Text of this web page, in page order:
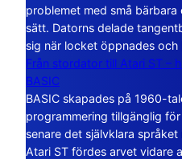
problemet med små
sätt. Datorns delade
sig när locket öppnades
Från stordator till Atari ST –
BASIC
BASIC skapades på 1960-
programmering tillgänglig
senare det självklara
Atari ST fördes arvet vidare